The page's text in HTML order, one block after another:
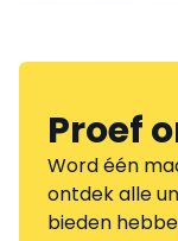
Proef
Word één
ontdek alle
bieden